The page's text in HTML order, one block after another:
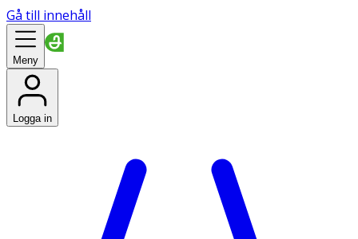
Gå till innehåll
Meny
Logga in